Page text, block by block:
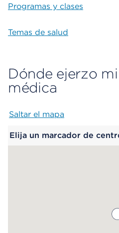
Programas y clases
Temas de salud
Dónde ejerzo
médica
Saltar el mapa
Elija un marcador de